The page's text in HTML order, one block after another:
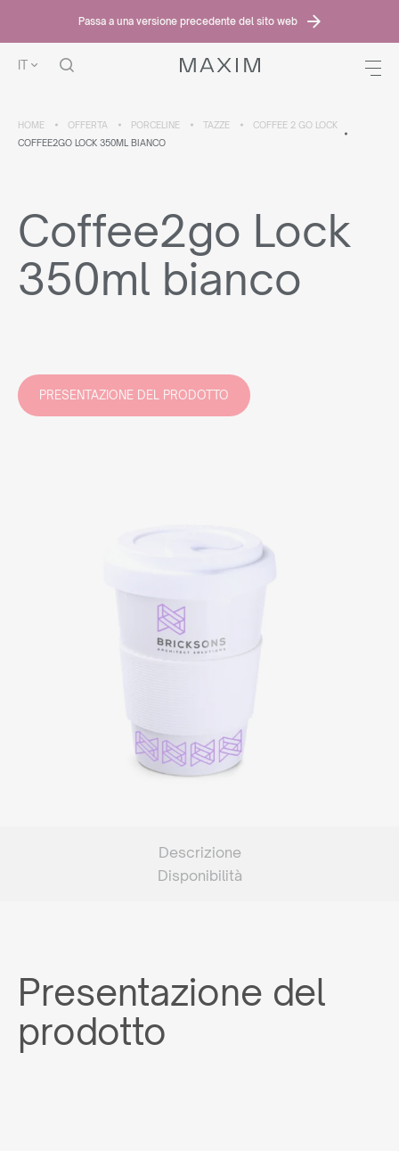
Passa a una versione precedente del sito web
IT
HOME OFFERTA PORCELINE TAZZE
COFFEE 2 GO LOCK
COFFEE2GO LOCK 350ML BIANCO
Coffee2go Lock
350ml bianco
PRESENTAZIONE DEL PRODOTTO
Descrizione
Disponibilità
Presentazione del
prodotto